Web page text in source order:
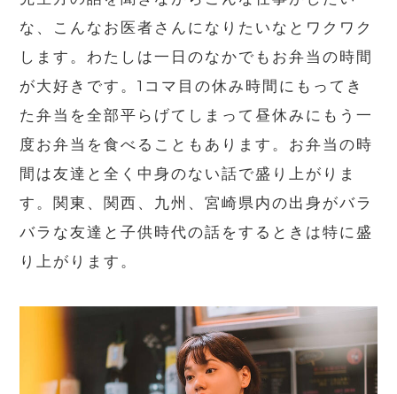
な、こんなお医者さんになりたいなとワクワク
します。わたしは一日のなかでもお弁当の時間
が大好きです。1コマ目の休み時間にもってき
た弁当を全部平らげてしまって昼休みにもう一
度お弁当を食べることもあります。お弁当の時
間は友達と全く中身のない話で盛り上がりま
す。関東、関西、九州、宮崎県内の出身がバラ
バラな友達と子供時代の話をするときは特に盛
り上がります。